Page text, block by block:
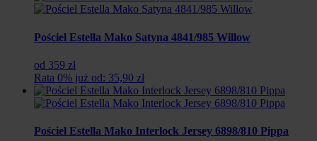
Pościel Estella Mako Satyna 4841/985 Willow
od 359 zł
Rata 0% już od: 35,90 zł
Pościel Estella Mako Interlock Jersey 6898/810 Pippa